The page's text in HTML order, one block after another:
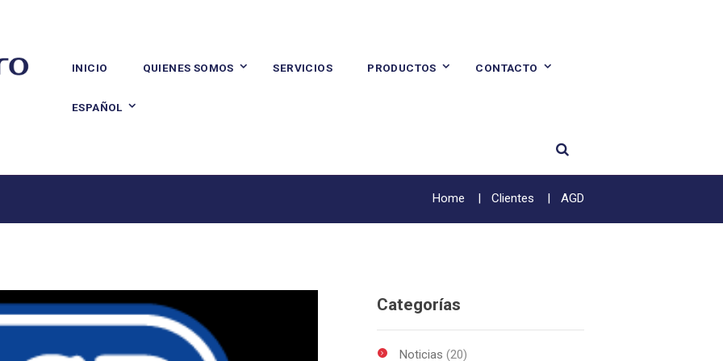
INICIO QUIENES SOMOS SERVICIOS PRODUCTOS CONTACTO
ESPAÑOL
Home Clientes AGD
Categorías
Noticias (20)